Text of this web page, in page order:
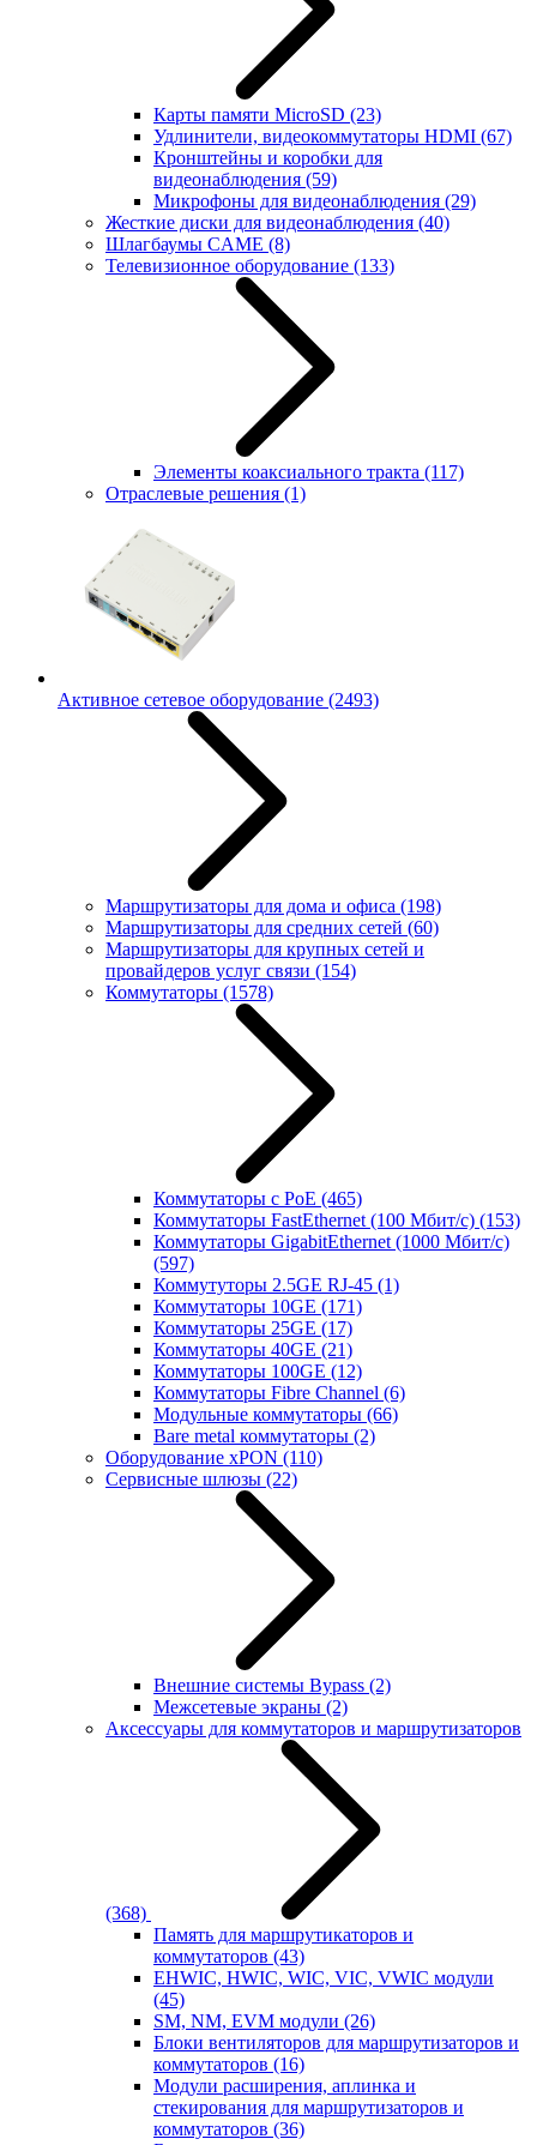
Карты памяти MicroSD (23)
Удлинители, видеокоммутаторы HDMI (67)
Кронштейны и коробки для
видеонаблюдения (59)
Микрофоны для видеонаблюдения (29)
Жесткие диски для видеонаблюдения (40)
Шлагбаумы CAME (8)
Телевизионное оборудование (133)
Элементы коаксиального тракта (117)
Отраслевые решения (1)
Активное сетевое оборудование (2493)
Маршрутизаторы для дома и офиса (198)
Маршрутизаторы для средних сетей (60)
Маршрутизаторы для крупных сетей и
провайдеров услуг связи (154)
Коммутаторы (1578)
Коммутаторы с PoE (465)
Коммутаторы FastEthernet (100 Мбит/с) (153)
Коммутаторы GigabitEthernet (1000 Мбит/с)
(597)
Коммутуторы 2.5GE RJ-45 (1)
Коммутаторы 10GE (171)
Коммутаторы 25GE (17)
Коммутаторы 40GE (21)
Коммутаторы 100GE (12)
Коммутаторы Fibre Channel (6)
Модульные коммутаторы (66)
Bare metal коммутаторы (2)
Оборудование xPON (110)
Сервисные шлюзы (22)
Внешние системы Bypass (2)
Межсетевые экраны (2)
Аксессуары для коммутаторов и маршрутизаторов
(368)
Память для маршрутикаторов и
коммутаторов (43)
EHWIC, HWIC, WIC, VIC, VWIC модули
(45)
SM, NM, EVM модули (26)
Блоки вентиляторов для маршрутизаторов и
коммутаторов (16)
Модули расширения, аплинка и
стекирования для маршрутизаторов и
коммутаторов (36)